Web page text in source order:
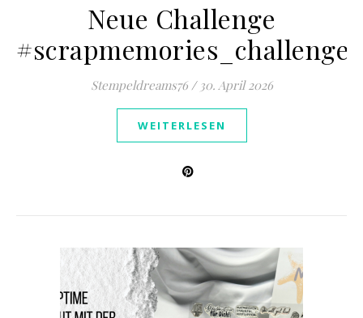
Neue Challenge
#scrapmemories_challenge
Stempeldreams76 / 30. April 2026
WEITERLESEN